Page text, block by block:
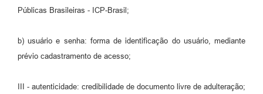
Públicas Brasileiras - ICP-Brasil;
b) usuário e senha: forma de identificação do usuário, mediante
prévio cadastramento de acesso;
III - autenticidade: credibilidade de documento livre de adulteração;